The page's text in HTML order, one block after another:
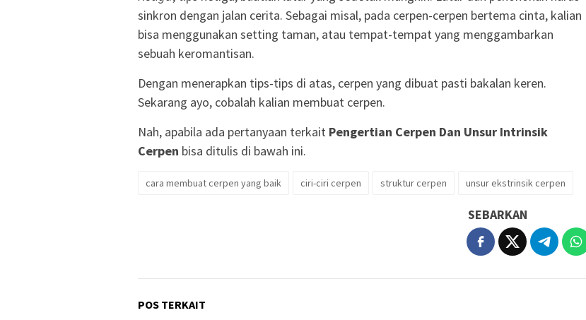
sinkron dengan jalan cerita. Sebagai misal, pada cerpen-cerpen bertema cinta, kalian
bisa menggunakan setting taman, atau tempat-tempat yang menggambarkan
sebuah keromantisan.
Dengan menerapkan tips-tips di atas, cerpen yang dibuat pasti bakalan keren.
Sekarang ayo, cobalah kalian membuat cerpen.
Nah, apabila ada pertanyaan terkait Pengertian Cerpen Dan Unsur Intrinsik
Cerpen bisa ditulis di bawah ini.
cara membuat cerpen yang baik ciri-ciri cerpen struktur cerpen unsur ekstrinsik cerpen
SEBARKAN
POS TERKAIT